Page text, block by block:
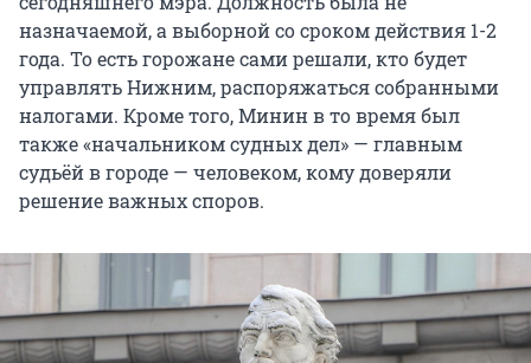
назначаемой, а выборной со сроком действия 1-2
года. То есть горожане сами решали, кто будет
управлять Нижним, распоряжаться собранными
налогами. Кроме того, Минин в то время был
также «начальником судных дел» — главным
судьёй в городе — человеком, кому доверяли
решение важных споров.